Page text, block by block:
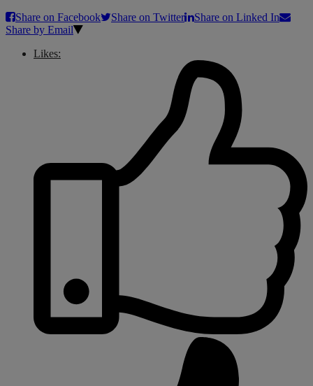
Share on Facebook
Share on Twitter
Share on Linked In
Share by Email
Likes: